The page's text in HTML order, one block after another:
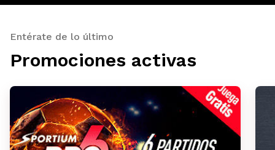
Entérate de lo último
Promociones activas